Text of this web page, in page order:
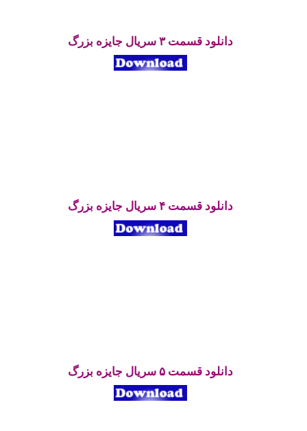
دانلود قسمت ۳ سریال جایزه بزرگ
دانلود قسمت ۴ سریال جایزه بزرگ
دانلود قسمت ۵ سریال جایزه بزرگ